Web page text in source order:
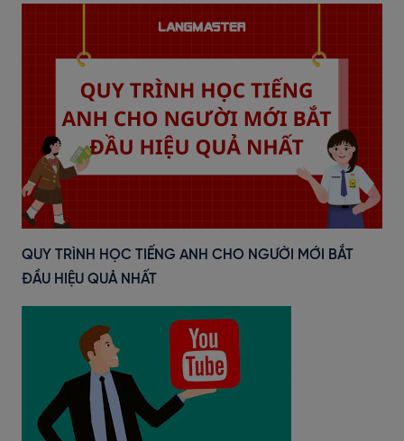
QUY TRÌNH HỌC TIẾNG ANH CHO NGƯỜI MỚI BẮT
ĐẦU HIỆU QUẢ NHẤT